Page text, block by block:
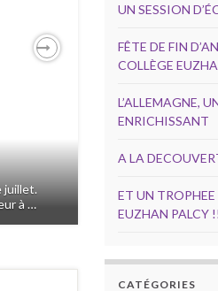
juillet.
à …
UN SESSION
FÊTE DE FIN
COLLÈGE
L’ALLEMAGNE,
ENRICHISSANT
A LA
ET UN TROPHEE
EUZHAN PALCY
CATÉGORIES